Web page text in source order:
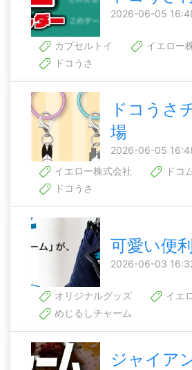
2026-06-05
カプセルトイ
イエロー
ドコうさ
ドコうさ
場
2026-06-05
イエロー株式会社
ドコ
ドコうさ
可愛い便
2026-06-03
オリジナルグッズ
イエ
めじるしチャーム
ジャイア